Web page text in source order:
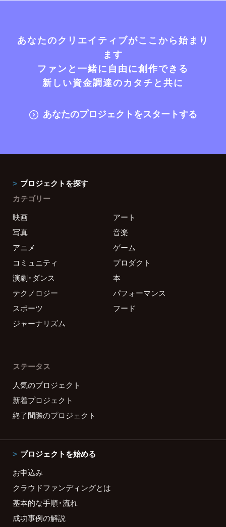
あなたのクリエイティブがここから始まり
ます
ファンと一緒に自由に創作できる
新しい資金調達のカタチと共に
あなたのプロジェクトをスタートする
プロジェクトを探す
カテゴリー
映画
アート
写真
音楽
アニメ
ゲーム
コミュニティ
プロダクト
演劇・ダンス
本
テクノロジー
パフォーマンス
スポーツ
フード
ジャーナリズム
ステータス
人気のプロジェクト
新着プロジェクト
終了間際のプロジェクト
プロジェクトを始める
お申込み
クラウドファンディングとは
基本的な手順・流れ
成功事例の解説